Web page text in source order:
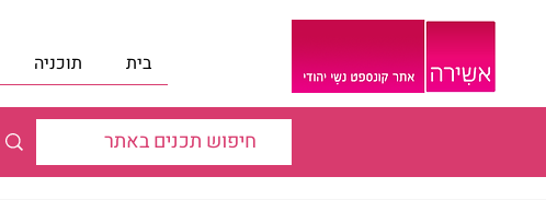
בית תוכניה